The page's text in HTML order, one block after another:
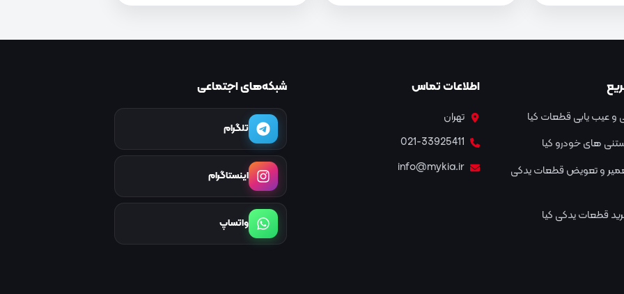
و عیب یابی قطعات کیا
های خودرو کیا
و تعویض قطعات یدکی
قطعات یدکی کیا
اطلاعات تماس
تهران
021-33925411
info@mykia.ir
شبکه‌های اجتماعی
تلگرام
اینستاگرام
واتساپ